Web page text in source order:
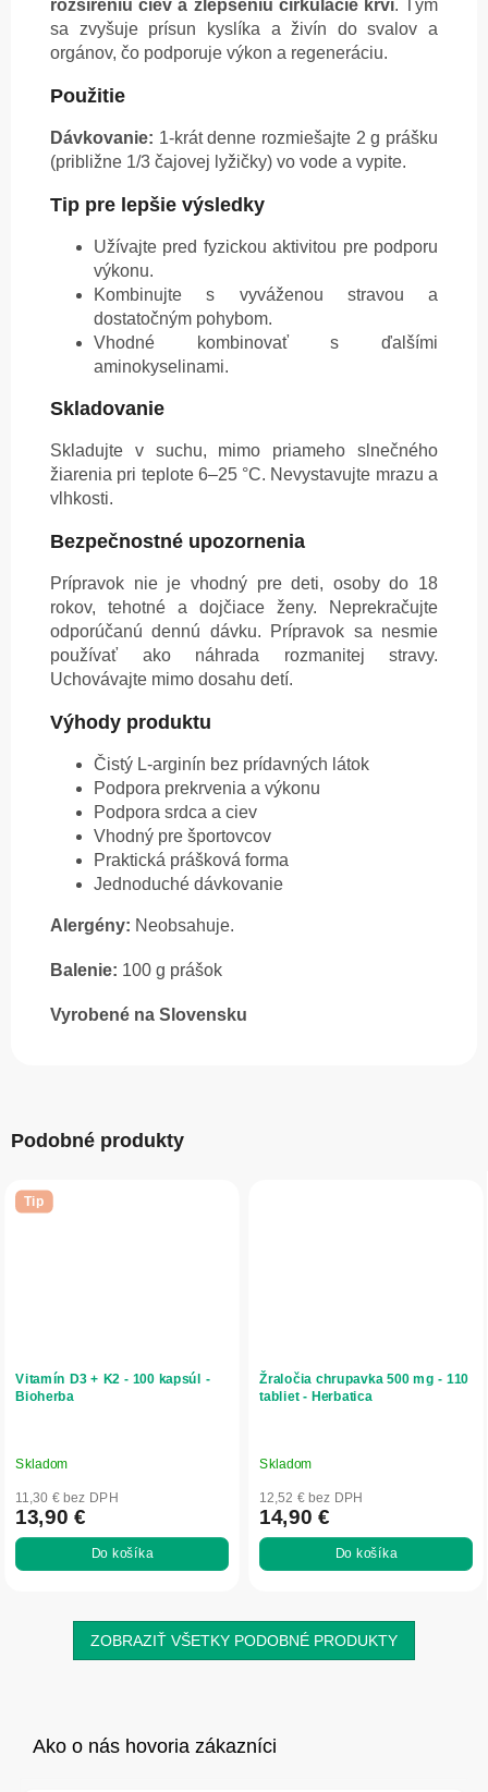
rozšíreniu ciev a zlepšeniu cirkulácie krvi. Tým
sa zvyšuje prísun kyslíka a živín do svalov a
orgánov, čo podporuje výkon a regeneráciu.
Použitie
Dávkovanie: 1-krát denne rozmiešajte 2 g prášku
(približne 1/3 čajovej lyžičky) vo vode a vypite.
Tip pre lepšie výsledky
Užívajte pred fyzickou aktivitou pre podporu
výkonu.
Kombinujte s vyváženou stravou a
dostatočným pohybom.
Vhodné kombinovať s ďalšími
aminokyselinami.
Skladovanie
Skladujte v suchu, mimo priameho slnečného
žiarenia pri teplote 6–25 °C. Nevystavujte mrazu a
vlhkosti.
Bezpečnostné upozornenia
Prípravok nie je vhodný pre deti, osoby do 18
rokov, tehotné a dojčiace ženy. Neprekračujte
odporúčanú dennú dávku. Prípravok sa nesmie
používať ako náhrada rozmanitej stravy.
Uchovávajte mimo dosahu detí.
Výhody produktu
Čistý L-arginín bez prídavných látok
Podpora prekrvenia a výkonu
Podpora srdca a ciev
Vhodný pre športovcov
Praktická prášková forma
Jednoduché dávkovanie
Alergény: Neobsahuje.
Balenie: 100 g prášok
Vyrobené na Slovensku
Podobné produkty
Tip
Vitamín D3 + K2 - 100 kapsúl -
Bioherba
Skladom
11,30 € bez DPH
13,90 €
Do košíka
Žraločia chrupavka 500 mg - 110
tabliet - Herbatica
Skladom
12,52 € bez DPH
14,90 €
Do košíka
ZOBRAZIŤ VŠETKY PODOBNÉ PRODUKTY